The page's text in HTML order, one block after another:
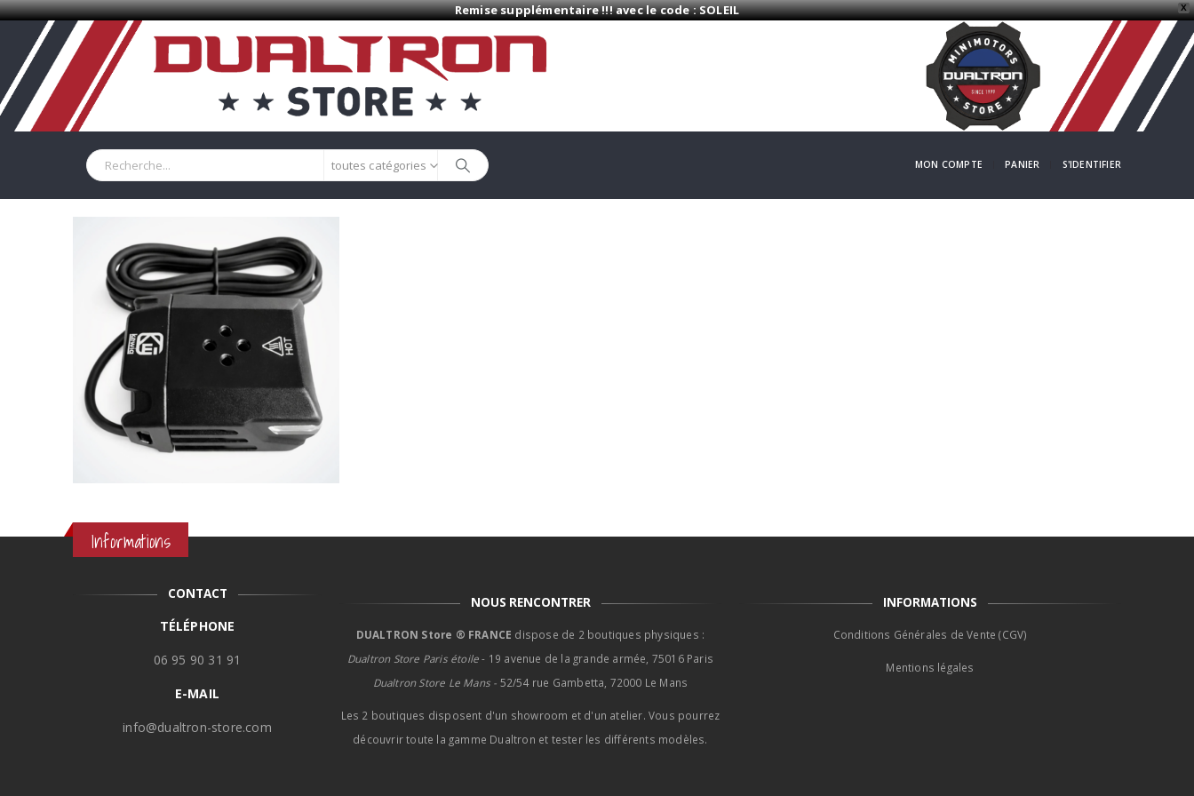
X
Remise supplémentaire !!! avec le code : SOLEIL
toutes catégories MON COMPTE PANIER S'IDENTIFIER
Informations
CONTACT
TÉLÉPHONE
06 95 90 31 91
E-MAIL
info@dualtron-store.com
NOUS RENCONTRER
DUALTRON Store ® FRANCE dispose de 2 boutiques physiques :
Dualtron Store Paris étoile- 19 avenue de la grande armée, 75016 Paris
Dualtron Store Le Mans - 52/54 rue Gambetta, 72000 Le Mans
Les 2 boutiques disposent d'un showroom et d'un atelier. Vous pourrez
découvrir toute la gamme Dualtron et tester les différents modèles.
INFORMATIONS
Conditions Générales de Vente (CGV)
Mentions légales